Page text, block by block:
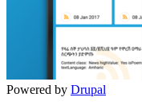
Powered by Drupal